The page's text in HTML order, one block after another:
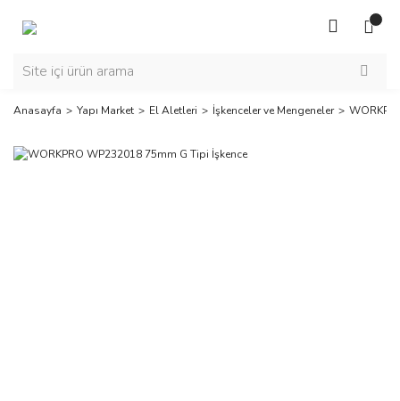
Anasayfa Yapı Market El Aletleri İşkenceler ve Mengeneler